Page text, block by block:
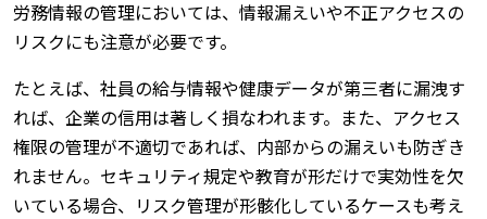
労務情報の管理においては、情報漏えいや不正アクセスの
リスクにも注意が必要です。
たとえば、社員の給与情報や健康データが第三者に漏洩す
れば、企業の信用は著しく損なわれます。また、アクセス
権限の管理が不適切であれば、内部からの漏えいも防ぎき
れません。セキュリティ規定や教育が形だけで実効性を欠
いている場合、リスク管理が形骸化しているケースも考え